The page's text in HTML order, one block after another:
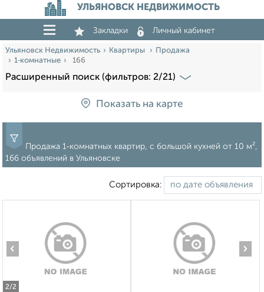
УЛЬЯНОВСК НЕДВИЖИМОСТЬ
Закладки Личный кабинет
Ульяновск Недвижимость Квартиры
Продажа
1‑комнатные
166
Расширенный поиск (фильтров: 2/21)
Показать на карте
Продажа 1‑комнатных квартир, c большой кухней от 10 м²,
166 объявлений в Ульяновске
Сортировка:
2/2
‹ ›